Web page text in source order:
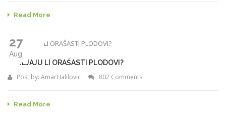
Read More
27
Aug
DEBLJAJU LI ORAŠASTI PLODOVI?
Post by: AmarHalilovic 802 Comments
Read More